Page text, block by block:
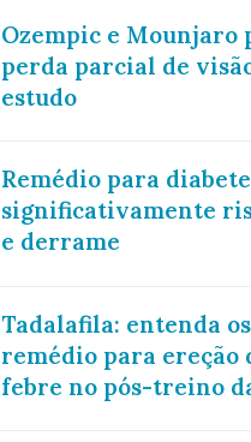
Ozempic e Mounjaro
perda parcial de
estudo
Remédio para
significativamente
e derrame
Tadalafila: entenda
remédio para ereção
febre no pós-treino